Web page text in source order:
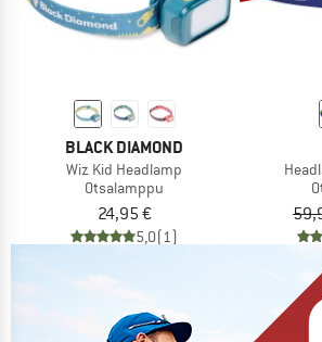
BLACK DIAMOND
Wiz Kid Headlamp
Otsalamppu
24,95 €
5,0(1)